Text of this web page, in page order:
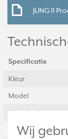
Wij
JUNG 11
Specificatie
Kleur
Model
Materiaal
RAL-nummer